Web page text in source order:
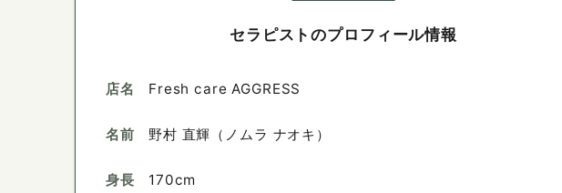
セラピストのプロフィール情報
店名 Fresh care AGGRESS
名前 野村 直輝（ノムラ ナオキ）
身長
170cm